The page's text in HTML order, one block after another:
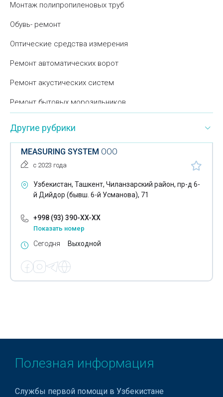
Монтаж полипропиленовых труб
Обувь- ремонт
Оптические средства измерения
Ремонт автоматических ворот
Ремонт акустических систем
Ремонт бытовых морозильников
Ремонт водонагревателей
Ремонт газовых плит
Ремонт гидравлического оборудования
Ремонт гидронасосов
Ремонт замков
Техобслуживание компьютеров
Ремонт лифтов
Ремонт подъемных кранов
Другие рубрики
MEASURING SYSTEM ООО
с 2023 года
Узбекистан, Ташкент, Чиланзарский район, пр-д 6-
й Дийдор (бывш. 6-й Усманова), 71
+998 (93) 390-XX-XX
Показать номер
Сегодня Выходной
Полезная информация
Службы первой помощи в Узбекистане